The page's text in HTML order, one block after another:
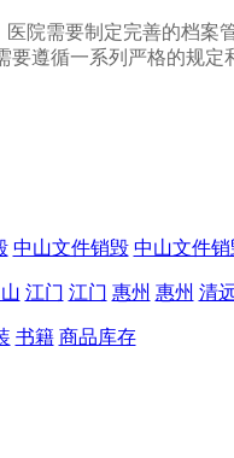
院需要制定完善的档案
遵循一系列严格的规定
中山文件销毁 中山文件销
江门 江门 惠州 惠州 清
书籍 商品库存